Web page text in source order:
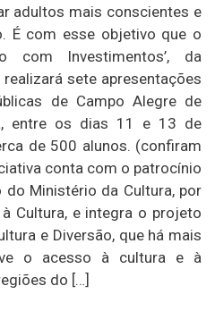
adultos mais conscientes e
É com esse objetivo que o
com Investimentos’, da
sete apresentações
de Campo Alegre de
entre os dias 11 e 13 de
de 500 alunos. (confiram
conta com o patrocínio
Ministério da Cultura, por
Cultura, e integra o projeto
e Diversão, que há mais
o acesso à cultura e à
do […]